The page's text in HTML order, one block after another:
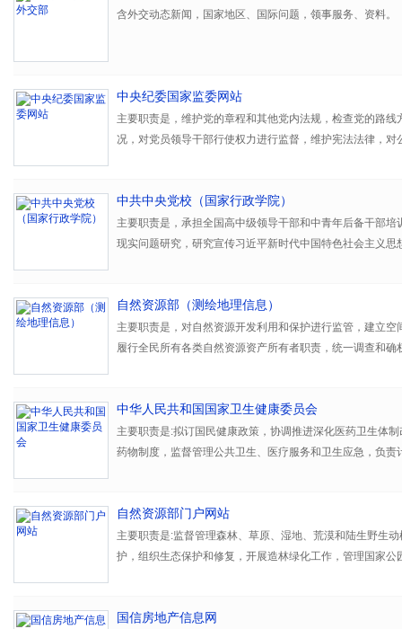
含外交动态新闻，国家地区、国际问题，领事服务、资料。
中央纪委国家监委网站
主要职责是，维护党的章程和其他党内法规，检查党的路线
况，对党员领导干部行使权力进行监督，维护宪法法律，对
责组织协调党风廉政建设和反腐败宣传等。
中共中央党校（国家行政学院）
主要职责是，承担全国高中级领导干部和中青年后备干部培
现实问题研究，研究宣传习近平新时代中国特色社会主义思
自然资源部（测绘地理信息）
主要职责是，对自然资源开发利用和保护进行监管，建立空
履行全民所有各类自然资源资产所有者职责，统一调查和确
中华人民共和国国家卫生健康委员会
主要职责是:拟订国民健康政策，协调推进深化医药卫生体
药物制度，监督管理公共卫生、医疗服务和卫生应急，负责
自然资源部门户网站
主要职责是:监督管理森林、草原、湿地、荒漠和陆生野生
护，组织生态保护和修复，开展造林绿化工作，管理国家公
国信房地产信息网